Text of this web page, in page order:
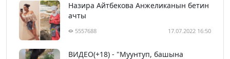
Назира Айтбекова Анжеликанын бетин
ачты
5557688 17.07.2022 16:50
ВИДЕО(+18) - "Муунтуп, башына